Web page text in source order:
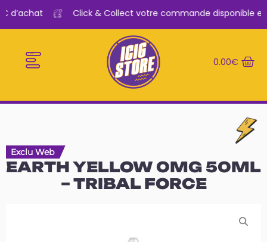
d’achat Click & Collect votre commande disponible en
0.00€
Exclu Web
EARTH YELLOW 0MG 50ML
– TRIBAL FORCE